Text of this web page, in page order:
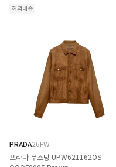
해외배송
PRADA26FW
프라다 무스탕 UPW621162OS